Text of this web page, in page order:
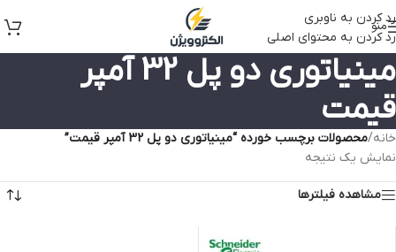
رد کردن به ناوبری
رد کردن به محتوای اصلی
منو
مینیاتوری دو پل 32 آمپر
قیمت
خانه/محصولات برچسب خورده “مینیاتوری دو پل 32 آمپر قیمت”
نمایش یک نتیجه
مشاهده فیلترها